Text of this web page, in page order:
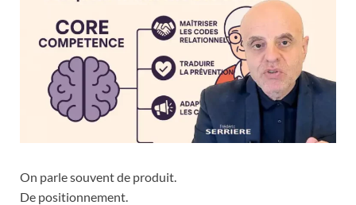
On parle souvent de produit.
De positionnement.